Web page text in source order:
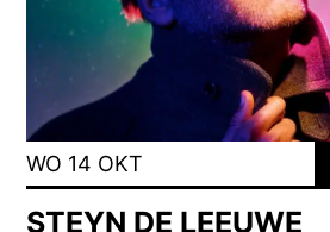
WO 14 OKT
STEYN DE LEEUWE